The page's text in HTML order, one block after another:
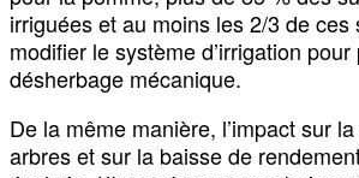
irriguées et au moins les 2/3 de ces
modifier le système d’irrigation
désherbage mécanique.
De la même manière, l’impact sur
arbres et sur la baisse de